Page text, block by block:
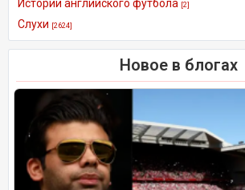
Истории английского футбола [2]
Слухи [2624]
Новое в блогах